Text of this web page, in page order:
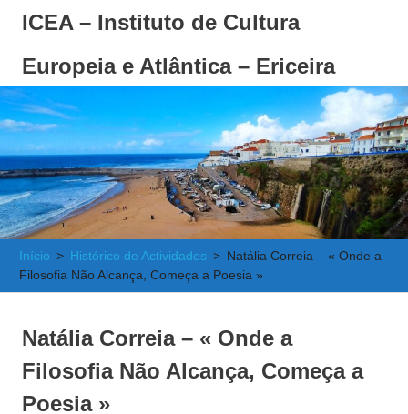
ICEA – Instituto de Cultura
Europeia e Atlântica – Ericeira
Instituto
de
Cultura
Europeia
e
Atlântica
Início Histórico de Actividades
Natália Correia – « Onde a
Filosofia Não Alcança, Começa a Poesia »
Natália Correia – « Onde a
Filosofia Não Alcança, Começa a
Poesia »